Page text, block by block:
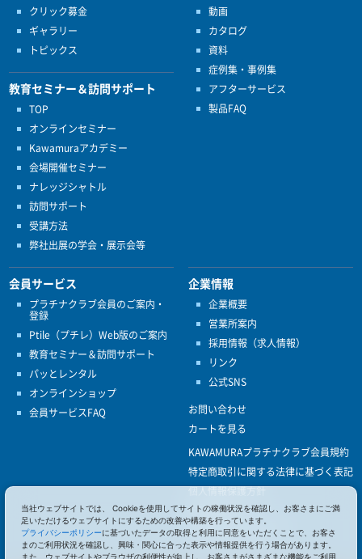
クリック募金
ギャラリー
トピックス
教育セミナー＆訪問サポート
TOP
オンラインセミナー
Kawamuraアカデミー
会場開催セミナー
ナレッジシャトル
訪問サポート
受講方法
弊社出展の学会・展示会等
動画
カタログ
資料
症例集・事例集
アフターサービス
製品FAQ
会員サービス
プラチナクラブ会員のご案内・
登録
Ptile（プチレ）Web版のご案内
教育セミナー＆訪問サポート
パッとレンタル
オンラインショップ
会員サービスFAQ
企業情報
企業概要
営業所案内
採用情報（求人情報）
リンク
公式SNS
お問い合わせ
カートを見る
KAWAMURAプラチナクラブ会員規約
特定商取引に関する法律に基づく表記
個人情報保護方針
ISO9001
健康経営優良法人認定
当社ウェブサイトでは、 Cookieを使用してサイトの稼働状況を確認し、お客さまにご満
足いただけるウェブサイトにするための改善や構築を行っています。
プライバシーポリシーに基づいたデータの取得と利用に同意をいただくことで、お客さ
まのご利用状況を確認し、興味・関心に合った表示や情報提供を行う場合があります。
また、ウェブサイトやブラウザの利便性が向上し、お客さまがさまざまな機能をご利用